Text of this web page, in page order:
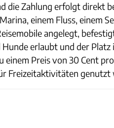
die Zahlung erfolgt direkt
einem Fluss, einem
angelegt,
erlaubt und der
Preis von 30 Cent
Freizeitaktivitäten genutzt